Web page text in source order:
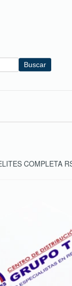
Buscar
COMPLETA